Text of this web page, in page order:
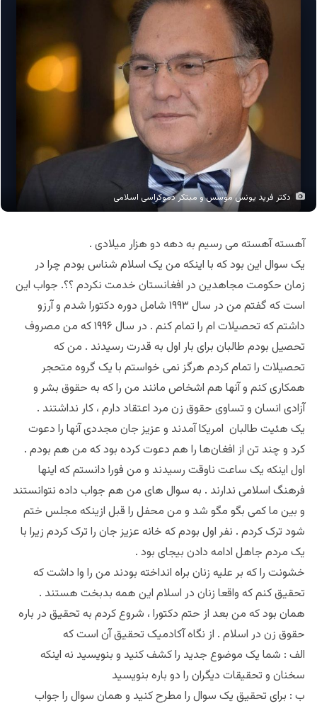
دکتر فرید یونس موسس و مبتکر دموکراسی اسلامی
آهسته آهسته می رسیم به دهه دو هزار میلادی .
یک سوال این بود که با اینکه من یک اسلام شناس بودم چرا در
زمان حکومت مجاهدین در افغانستان خدمت نکردم ؟؟. جواب این
است که گفتم من در سال ۱۹۹۳ شامل دوره دکتورا شدم و آرزو
داشتم که تحصیلات ام را تمام کنم . در سال ۱۹۹۶ که من مصروف
تحصیل بودم طالبان برای بار اول به قدرت رسیدند . من که
تحصیلات را تمام کردم هرگز نمی خواستم با یک گروه متحجر
همکاری کنم و آنها هم اشخاص مانند من را که به حقوق بشر و
آزادی انسان و تساوی حقوق زن مرد اعتقاد دارم ، کار نداشتند .
یک هئیت طالبان امریکا آمدند و عزیز جان مجددی آنها را دعوت
کرد و چند تن از افغان‌ها را هم دعوت کرده بود که من هم بودم .
اول اینکه یک ساعت ناوقت رسیدند و من فورا دانستم که اینها
فرهنگ اسلامی ندارند . به سوال های من هم جواب داده نتوانستند
و بین ما کمی بگو مگو‌ شد و من محفل را قبل ازینکه مجلس ختم
شود ترک کردم . نفر اول بودم که خانه عزیز جان را ترک کردم زیرا با
یک مردم جاهل ادامه دادن بیجای بود .
خشونت را که بر علیه زنان براه انداخته بودند من را وا داشت که
تحقیق کنم که واقعا زنان در اسلام این همه بدبخت هستند .
همان بود که من بعد از حتم دکتورا ، شروع کردم به تحقیق در باره
حقوق زن در اسلام . از نگاه آکادمیک تحقیق آن است که
الف : شما یک موضوع جدید را کشف کنید و بنویسید نه اینکه
سخنان و تحقیقات دیگران را دو باره بنویسید
ب : برای تحقیق یک سوال را مطرح کنید و همان سوال را جواب